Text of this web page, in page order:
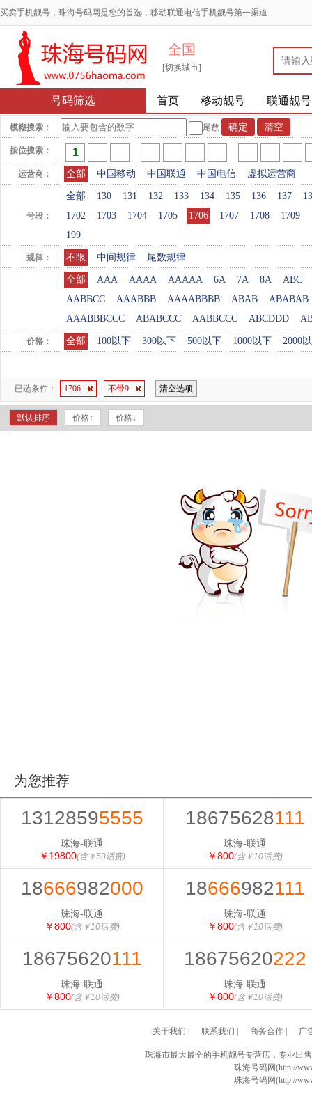
买卖手机靓号，珠海号码网是您的首选，移动联通电信手机靓号第一渠道
全国
[切换城市]
号码筛选 首页 移动靓号 联通靓号
模糊搜索： 尾数
按位搜索：
运营商： 全部 中国移动 中国联通 中国电信 虚拟运营商
号段：
全部 130 131 132 133 134 135 136 137
1702
1703 1704 1705 1706 1707 1708 1709
199
规律： 不限 中间规律 尾数规律
全部 AAA AAAA AAAAA 6A 7A 8A
ABC
AABBCC
AAABBB AAAABBBB ABAB
ABABAB
AAABBBCCC
ABABCCC AABBCCC ABCDDD
价格： 全部 100以下 300以下 500以下 1000以下 2000
已选条件： 1706 不带9 清空选项
默认排序 价格↑ 价格↓
为您推荐
13128595555
珠海-联通
￥19800(含￥50话费)
18675628111
珠海-联通
￥800(含￥10话费)
18666982000
珠海-联通
￥800(含￥10话费)
18666982111
珠海-联通
￥800(含￥10话费)
18675620111
珠海-联通
￥800(含￥10话费)
18675620222
珠海-联通
￥800(含￥10话费)
关于我们 联系我们 商务合作| 广
珠海市最大最全的手机靓号专营店，专业出
珠海号码网(http://
珠海号码网(http://